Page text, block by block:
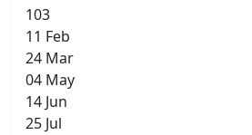
103
11 Feb
24 Mar
04 May
14 Jun
25 Jul